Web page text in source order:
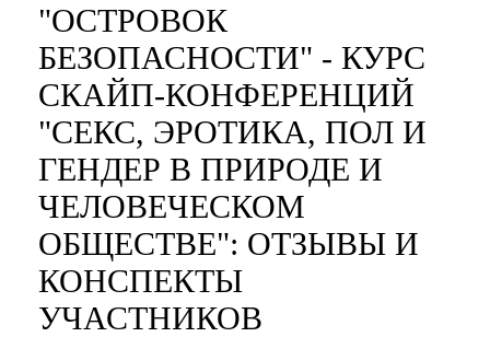
"ОСТРОВОК
БЕЗОПАСНОСТИ" - КУРС
СКАЙП-КОНФЕРЕНЦИЙ
"СЕКС, ЭРОТИКА, ПОЛ И
ГЕНДЕР В ПРИРОДЕ И
ЧЕЛОВЕЧЕСКОМ
ОБЩЕСТВЕ": ОТЗЫВЫ И
КОНСПЕКТЫ
УЧАСТНИКОВ